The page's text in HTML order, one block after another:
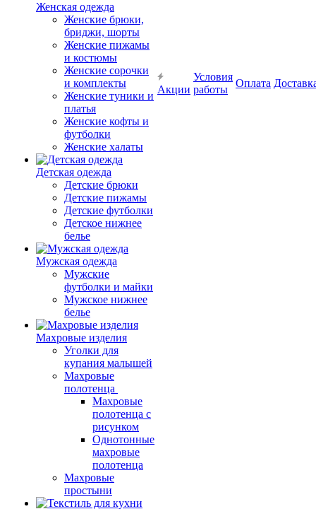
Женская одежда
Женские брюки,
бриджи, шорты
Женские пижамы
и костюмы
Женские сорочки
и комплекты
Женские туники и
платья
Женские кофты и
футболки
Женские халаты
Детская одежда
Детские брюки
Детские пижамы
Детские футболки
Детское нижнее
белье
Мужская одежда
Мужские
футболки и майки
Мужское нижнее
белье
Махровые изделия
Уголки для
купания малышей
Махровые
полотенца
Махровые
полотенца с
рисунком
Однотонные
махровые
полотенца
Махровые
простыни
Акции
Условия
работы
Оплата